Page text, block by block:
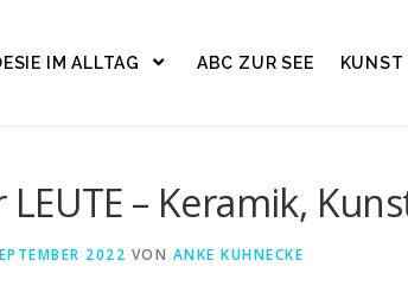
IM ALLTAG ABC ZUR SEE KUNST
LEUTE – Keramik,
2022 VON ANKE KUHNECKE